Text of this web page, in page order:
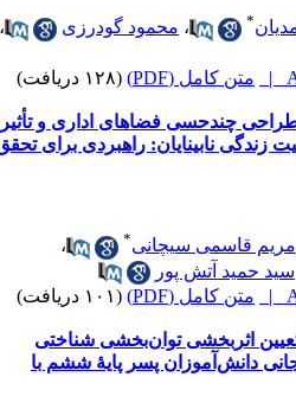
* ،محمود گودرزی
،
متن کامل (PDF) (۱۲۸ دریافت)
چندحسی فضاهای اداری و تأثیر
نابینایان: راهبردی برای تحقق
قاسمی سیچانی
،
حمید آتش پور
متن کامل (PDF) (۱۰۱ دریافت)
اثربخشی توان‌بخشی شناختی
دانش‌آموزان پسر پایۀ ششم با